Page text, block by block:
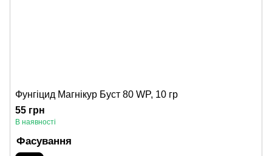
Фунгіцид Магнікур Буст 80 WP, 10 гр
55 грн
В наявності
Фасування